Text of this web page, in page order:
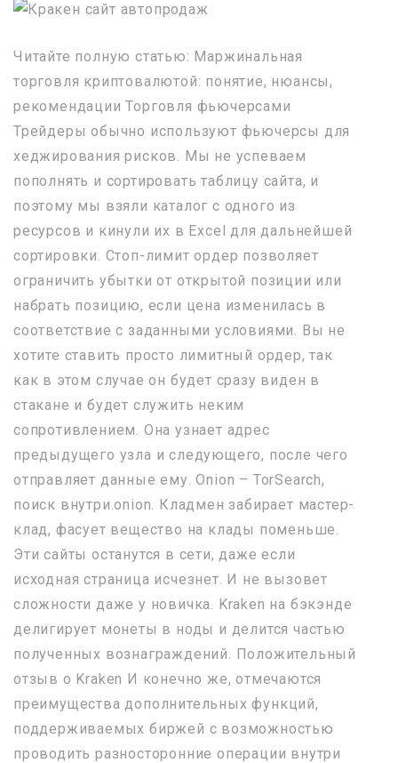
Читайте полную статью: Маржинальная
торговля криптовалютой: понятие, нюансы,
рекомендации Торговля фьючерсами
Трейдеры обычно используют фьючерсы для
хеджирования рисков. Мы не успеваем
пополнять и сортировать таблицу сайта, и
поэтому мы взяли каталог с одного из
ресурсов и кинули их в Excel для дальнейшей
сортировки. Стоп-лимит ордер позволяет
ограничить убытки от открытой позиции или
набрать позицию, если цена изменилась в
соответствие с заданными условиями. Вы не
хотите ставить просто лимитный ордер, так
как в этом случае он будет сразу виден в
стакане и будет служить неким
сопротивлением. Она узнает адрес
предыдущего узла и следующего, после чего
отправляет данные ему. Onion – TorSearch,
поиск внутри.onion. Кладмен забирает мастер-
клад, фасует вещество на клады поменьше.
Эти сайты останутся в сети, даже если
исходная страница исчезнет. И не вызовет
сложности даже у новичка. Kraken на бэкэнде
делигирует монеты в ноды и делится частью
полученных вознаграждений. Положительный
отзыв о Kraken И конечно же, отмечаются
преимущества дополнительных функций,
поддерживаемых биржей с возможностью
проводить разносторонние операции внутри